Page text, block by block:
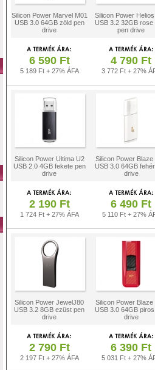
Silicon Power Marvel M01
USB 3.0 64GB zöld pen
drive
Silicon Power
USB 3.2 32GB rose
pen drive
6 590 Ft
5 189 Ft + 27% ÁFA
4 790 Ft
3 772 Ft + 27%
Silicon Power Ultima U2
USB 2.0 4GB fekete pen
drive
Silicon Power Blaze
USB 3.0 64GB
drive
2 190 Ft
1 724 Ft + 27% ÁFA
6 490 Ft
5 110 Ft + 27%
Silicon Power JewelJ80
USB 3.2 8GB ezüst pen
drive
Silicon Power Blaze
USB 3.0 64GB
drive
2 790 Ft
2 197 Ft + 27% ÁFA
6 390 Ft
5 031 Ft + 27%